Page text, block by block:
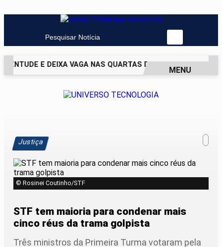
Pesquisar Notícia
E DEIXA VAGA NAS QUARTAS DA COPA DO BRASIL
EM ALTA
MENU
Justiça
© Rosinei Coutinho/STF
STF tem maioria para condenar mais
cinco réus da trama golpista
Três ministros da Primeira Turma votaram pela